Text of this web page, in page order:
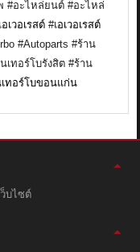
#อะไหล่ยนต์ #อะไหล่
อเวอเรสต์#เอเวอเรสต์
#Autoparts #ร้าน
เทอร์โบรังสิต #ร้าน
เทอร์โบขอนแก่น
บไซต์